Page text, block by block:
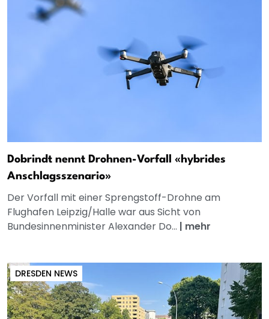
Dobrindt nennt Drohnen-Vorfall «hybrides
Anschlagsszenario»
Der Vorfall mit einer Sprengstoff-Drohne am
Flughafen Leipzig/Halle war aus Sicht von
Bundesinnenminister Alexander Do... | mehr
DRESDEN NEWS